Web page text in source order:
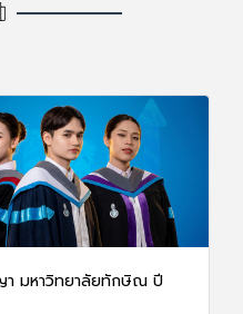
า มหาวิทยาลัยทักษิณ ปี